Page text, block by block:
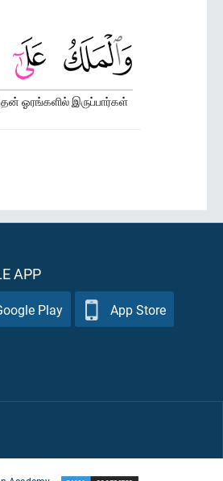
ஓரங்களில் இருப்பார்கள்
APP
Play App Store